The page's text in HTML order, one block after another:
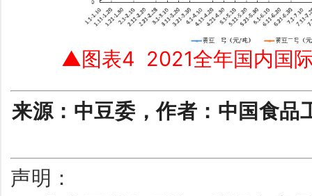
▲图表4 2021全年国内国
来源：中豆委，作者： 中国食品
声明：